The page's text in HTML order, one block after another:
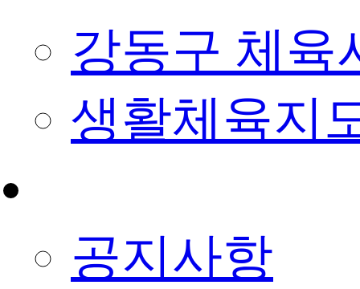
강동구 체육
생활체육지
공지사항